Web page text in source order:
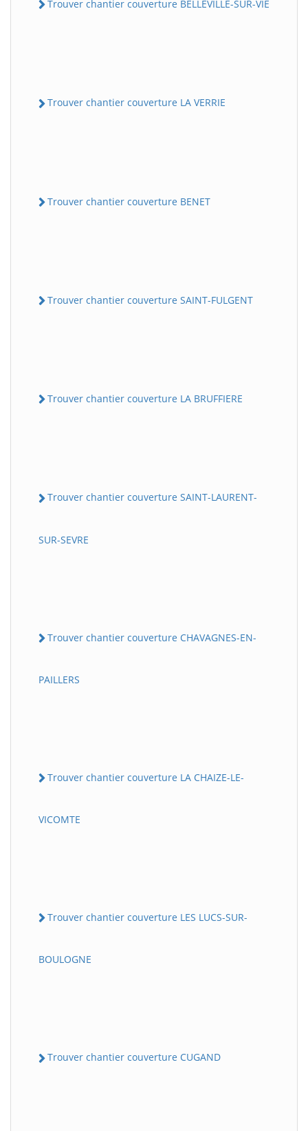
Trouver chantier couverture BELLEVILLE-SUR-VIE
Trouver chantier couverture LA VERRIE
Trouver chantier couverture BENET
Trouver chantier couverture SAINT-FULGENT
Trouver chantier couverture LA BRUFFIERE
Trouver chantier couverture SAINT-LAURENT-
SUR-SEVRE
Trouver chantier couverture CHAVAGNES-EN-
PAILLERS
Trouver chantier couverture LA CHAIZE-LE-
VICOMTE
Trouver chantier couverture LES LUCS-SUR-
BOULOGNE
Trouver chantier couverture CUGAND